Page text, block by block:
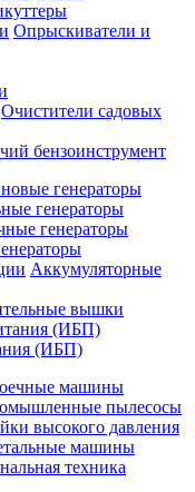
Опрыскиватели и
Очистители садовых
бензоинструмент
генераторы
генераторы
генераторы
Аккумуляторные
вышки
(ИБП)
машины
пылесосы
высокого давления
машины
техника